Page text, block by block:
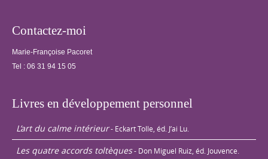
Contactez-moi
Marie-Françoise Pacoret
Tel : 06 31 94 15 05
Livres en développement personnel
L’art du calme intérieur- Eckart Tolle, éd. J’ai Lu.
Les quatre accords toltèques- Don Miguel Ruiz, éd. Jouvence.